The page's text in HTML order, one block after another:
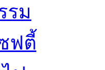
รม
ฟตี้